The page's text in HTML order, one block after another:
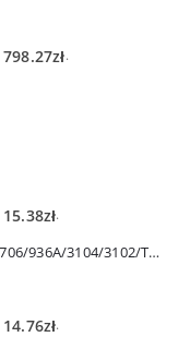
798.27zł.
15.38zł.
Grot Q-T-1.5C do Quick 236/706/936A/3104/3102/TS1100
14.76zł.